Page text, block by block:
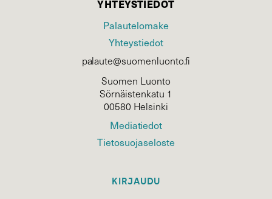
YHTEYSTIEDOT
Palautelomake
Yhteystiedot
palaute@suomenluonto.fi
Suomen Luonto
Sörnäistenkatu 1
00580 Helsinki
Mediatiedot
Tietosuojaseloste
KIRJAUDU